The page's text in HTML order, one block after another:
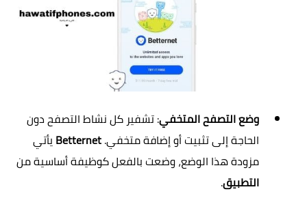
وضع التصفح المتخفي: تشفير كل نشاط التصفح دون
الحاجة إلى تثبيت أو إضافة متخفي.Betternetيأتي
مزودة هذا الوضع، وضعت بالفعل كوظيفة أساسية من
التطبيق.